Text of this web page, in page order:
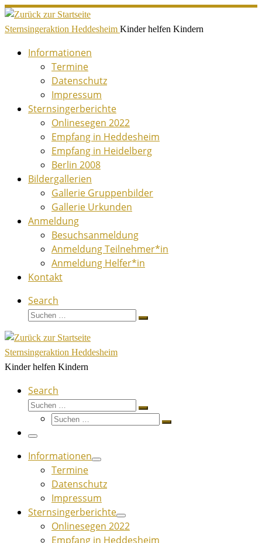
Zum
Inhalt
Sternsingeraktion Heddesheim Kinder helfen Kindern
Informationen
Termine
Datenschutz
Impressum
Sternsingerberichte
Onlinesegen 2022
Empfang in Heddesheim
Empfang in Heidelberg
Berlin 2008
Bildergallerien
Gallerie Gruppenbilder
Gallerie Urkunden
Anmeldung
Besuchsanmeldung
Anmeldung Teilnehmer*in
Anmeldung Helfer*in
Kontakt
Search
Suche
Suchen …
Sternsingeraktion Heddesheim
Kinder helfen Kindern
Search
Suche
Suchen …
Suche
Suchen …
Menü
Informationen
Termine
Datenschutz
Impressum
Sternsingerberichte
Onlinesegen 2022
Empfang in Heddesheim